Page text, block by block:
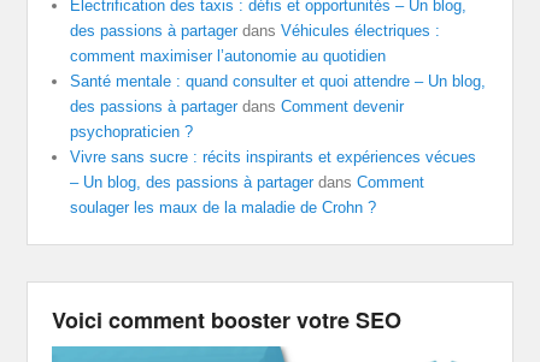
Electrification des taxis : défis et opportunités – Un blog,
des passions à partagerdansVéhicules électriques :
comment maximiser l’autonomie au quotidien
Santé mentale : quand consulter et quoi attendre – Un blog,
des passions à partagerdansComment devenir
psychopraticien ?
Vivre sans sucre : récits inspirants et expériences vécues
– Un blog, des passions à partagerdansComment
soulager les maux de la maladie de Crohn ?
Voici comment booster votre SEO